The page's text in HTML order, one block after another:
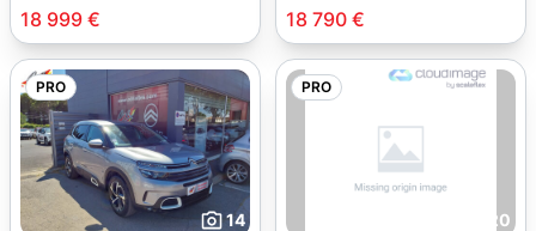
18 999 € 18 790 €
PRO
14
PRO
20